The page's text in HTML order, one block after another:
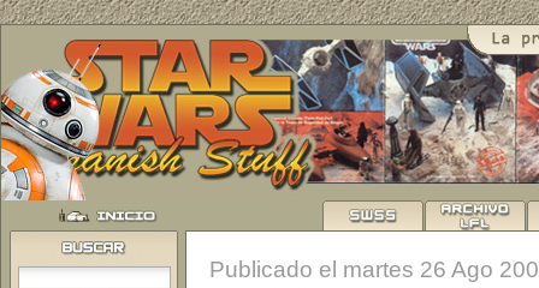
Publicado el martes 26 Ago